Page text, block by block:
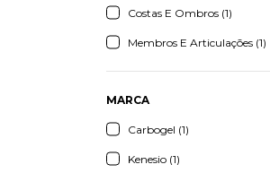
Costas E Ombros (1)
Membros E Articulações (1)
MARCA
Carbogel (1)
Kenesio (1)